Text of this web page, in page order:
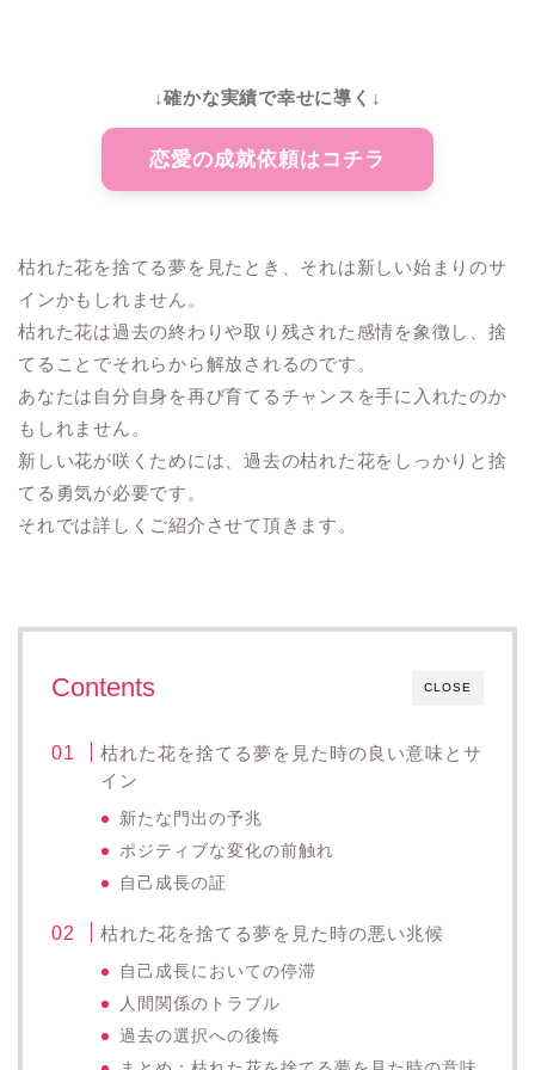
↓確かな実績で幸せに導く↓
恋愛の成就依頼はコチラ
枯れた花を捨てる夢を見たとき、それは新しい始まりのサ
インかもしれません。
枯れた花は過去の終わりや取り残された感情を象徴し、捨
てることでそれらから解放されるのです。
あなたは自分自身を再び育てるチャンスを手に入れたのか
もしれません。
新しい花が咲くためには、過去の枯れた花をしっかりと捨
てる勇気が必要です。
それでは詳しくご紹介させて頂きます。
CLOSE
Contents
枯れた花を捨てる夢を見た時の良い意味とサ
イン
新たな門出の予兆
ポジティブな変化の前触れ
自己成長の証
枯れた花を捨てる夢を見た時の悪い兆候
自己成長においての停滞
人間関係のトラブル
過去の選択への後悔